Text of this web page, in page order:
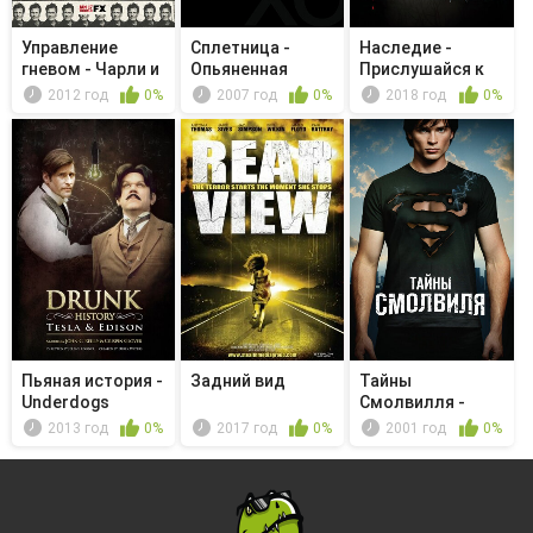
Управление
гневом - Чарли и
проститутка
2012 год 0%
Сплетница -
Опьяненная
2007 год 0%
Наследие -
Прислушайся к
звуку моего ...
2018 год 0%
Пьяная история -
Underdogs
2013 год 0%
Задний вид
2017 год 0%
Тайны
Смолвилля -
Одержимость
2001 год 0%